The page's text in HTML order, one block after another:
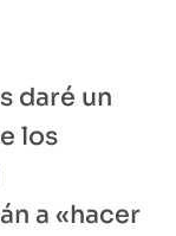
daré un
los
a «hacer